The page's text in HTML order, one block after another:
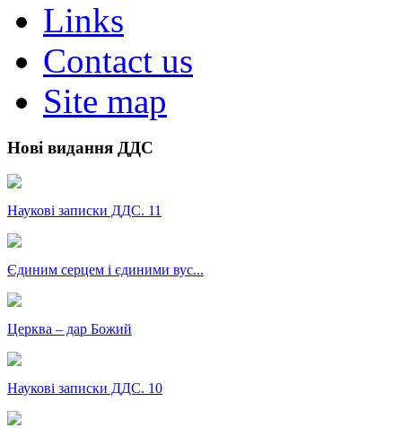
Links
Contact us
Site map
Нові видання ДДС
Наукові записки ДДС. 11
Єдиним серцем і єдиними вус...
Церква – дар Божий
Наукові записки ДДС. 10